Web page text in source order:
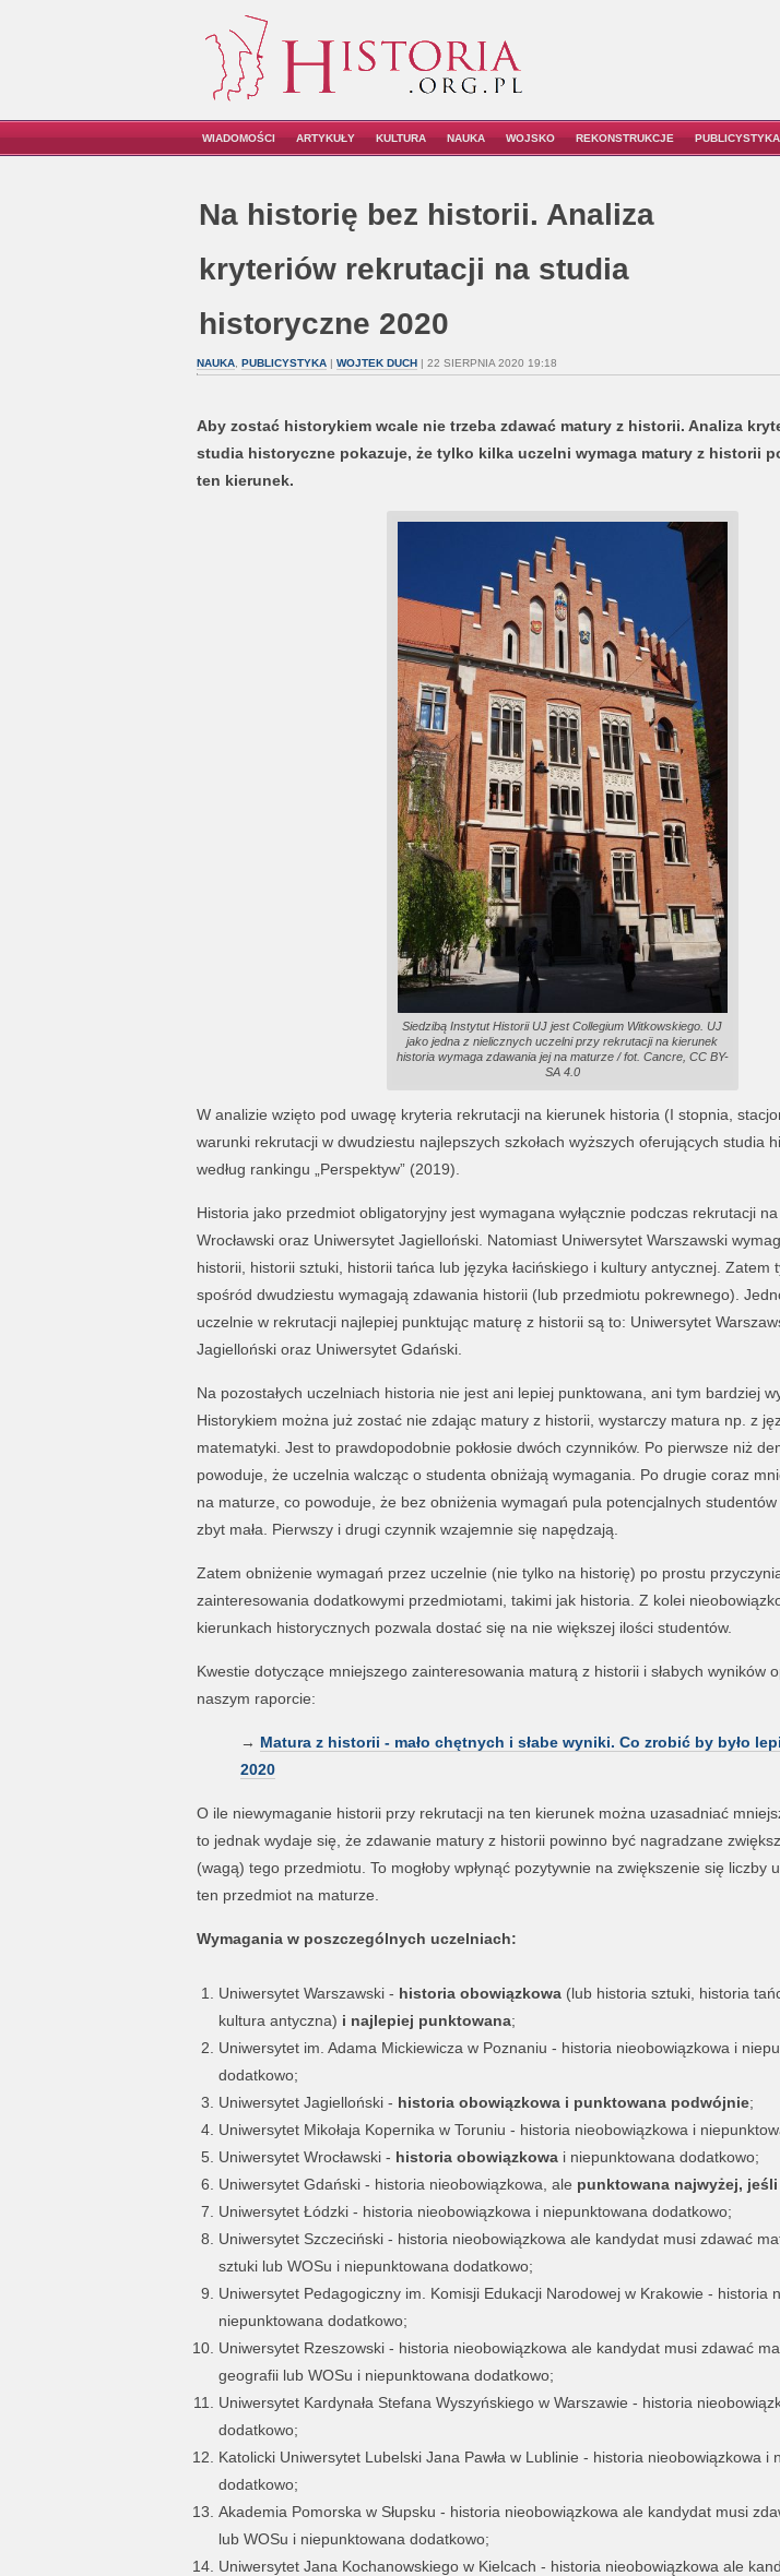
WIADOMOŚCI ARTYKUŁY KULTURA NAUKA WOJSKO REKONSTRUKCJE PUBLICYSTYKA
Na historię bez historii. Analiza
kryteriów rekrutacji na studia
historyczne 2020
NAUKA, PUBLICYSTYKA| WOJTEK DUCH| 22 SIERPNIA 2020 19:18
Aby zostać historykiem wcale nie trzeba zdawać matury z historii. Analiza
studia historyczne pokazuje, że tylko kilka uczelni wymaga matury z historii
ten kierunek.
Siedzibą Instytut Historii UJ jest Collegium Witkowskiego. UJ
jako jedna z nielicznych uczelni przy rekrutacji na kierunek
historia wymaga zdawania jej na maturze / fot. Cancre, CC BY-
SA 4.0
W analizie wzięto pod uwagę kryteria rekrutacji na kierunek historia (I stopnia,
warunki rekrutacji w dwudziestu najlepszych szkołach wyższych oferujących studia
według rankingu „Perspektyw” (2019).
Historia jako przedmiot obligatoryjny jest wymagana wyłącznie podczas rekrutacji
Wrocławski oraz Uniwersytet Jagielloński. Natomiast Uniwersytet Warszawski
historii, historii sztuki, historii tańca lub języka łacińskiego i kultury antycznej. Zatem
spośród dwudziestu wymagają zdawania historii (lub przedmiotu pokrewnego).
uczelnie w rekrutacji najlepiej punktując maturę z historii są to: Uniwersytet
Jagielloński oraz Uniwersytet Gdański.
Na pozostałych uczelniach historia nie jest ani lepiej punktowana, ani tym bardziej
Historykiem można już zostać nie zdając matury z historii, wystarczy matura np. z
matematyki. Jest to prawdopodobnie pokłosie dwóch czynników. Po pierwsze niż
powoduje, że uczelnia walcząc o studenta obniżają wymagania. Po drugie coraz
na maturze, co powoduje, że bez obniżenia wymagań pula potencjalnych studentów
zbyt mała. Pierwszy i drugi czynnik wzajemnie się napędzają.
Zatem obniżenie wymagań przez uczelnie (nie tylko na historię) po prostu
zainteresowania dodatkowymi przedmiotami, takimi jak historia. Z kolei
kierunkach historycznych pozwala dostać się na nie większej ilości studentów.
Kwestie dotyczące mniejszego zainteresowania maturą z historii i słabych wyników
naszym raporcie:
→ Matura z historii - mało chętnych i słabe wyniki. Co zrobić by było
2020
O ile niewymaganie historii przy rekrutacji na ten kierunek można uzasadniać
to jednak wydaje się, że zdawanie matury z historii powinno być nagradzane
(wagą) tego przedmiotu. To mogłoby wpłynąć pozytywnie na zwiększenie się liczby
ten przedmiot na maturze.
Wymagania w poszczególnych uczelniach:
Uniwersytet Warszawski - historia obowiązkowa(lub historia sztuki, historia
kultura antyczna) i najlepiej punktowana;
Uniwersytet im. Adama Mickiewicza w Poznaniu - historia nieobowiązkowa i
dodatkowo;
Uniwersytet Jagielloński - historia obowiązkowa i punktowana podwójnie;
Uniwersytet Mikołaja Kopernika w Toruniu - historia nieobowiązkowa i
Uniwersytet Wrocławski - historia obowiązkowai niepunktowana dodatkowo;
Uniwersytet Gdański - historia nieobowiązkowa, ale punktowana najwyżej,
Uniwersytet Łódzki - historia nieobowiązkowa i niepunktowana dodatkowo;
Uniwersytet Szczeciński - historia nieobowiązkowa ale kandydat musi zdawać
sztuki lub WOSu i niepunktowana dodatkowo;
Uniwersytet Pedagogiczny im. Komisji Edukacji Narodowej w Krakowie - historia
niepunktowana dodatkowo;
Uniwersytet Rzeszowski - historia nieobowiązkowa ale kandydat musi zdawać
geografii lub WOSu i niepunktowana dodatkowo;
Uniwersytet Kardynała Stefana Wyszyńskiego w Warszawie - historia
dodatkowo;
Katolicki Uniwersytet Lubelski Jana Pawła w Lublinie - historia nieobowiązkowa i
dodatkowo;
Akademia Pomorska w Słupsku - historia nieobowiązkowa ale kandydat musi
lub WOSu i niepunktowana dodatkowo;
Uniwersytet Jana Kochanowskiego w Kielcach - historia nieobowiązkowa ale